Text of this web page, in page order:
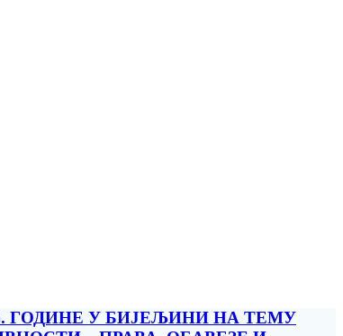
ГОДИНЕ У БИЈЕЉИНИ НА ТЕМУ